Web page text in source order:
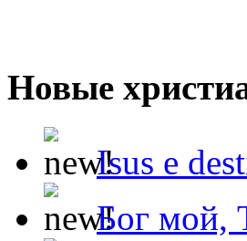
Новые
Isus e
Бог мой,